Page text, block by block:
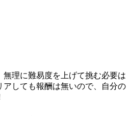
理に難易度を上げて挑む必要は
アしても報酬は無いので、自分の